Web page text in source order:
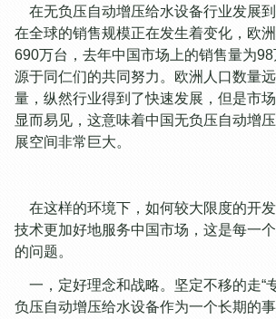
在无负压自动增压给水设备行业发展
在全球的销售规模正在发生着变化，欧
690万台，去年中国市场上的销售量为
源于同仁们的共同努力。欧洲人口数量
量，纵然行业得到了快速发展，但是市
显而易见，这意味着中国无负压自动增
展空间非常巨大。
在这样的环境下，如何较大限度的开
技术更加好地服务中国市场，这是每一
的问题。
一，定好理念和战略。坚定不移的走“
负压自动增压给水设备作为一个长期的